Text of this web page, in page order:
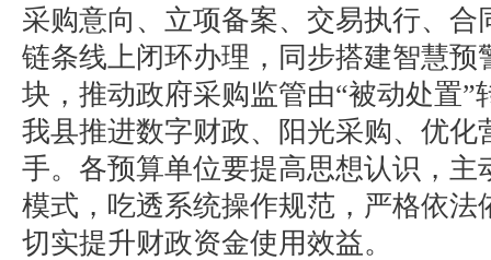
采购意向、立项备案、交易执行、合
链条线上闭环办理，同步搭建智慧预
块，推动政府采购监管由“被动处置”
我县推进数字财政、阳光采购、优化
手。各预算单位要提高思想认识，主
模式，吃透系统操作规范，严格依法
切实提升财政资金使用效益。